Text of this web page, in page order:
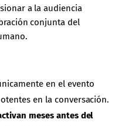
a la audiencia
conjunta del
en el evento
en la conversación.
meses antes del